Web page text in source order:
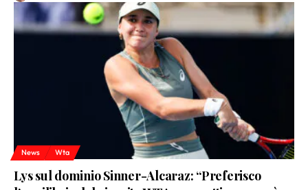
News Wta
Lys sul dominio Sinner-Alcaraz: “Preferisco